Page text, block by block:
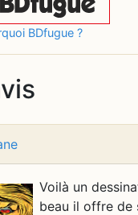
BDfugue ?
Voilà un
beau il offre de